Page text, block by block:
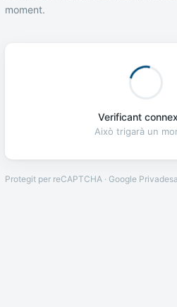
moment.
Verificant
Això trigarà un
Protegit per reCAPTCHA · Google Privadesa